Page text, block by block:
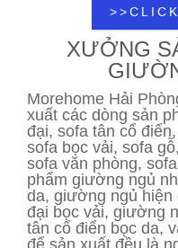
XƯỞNG
Morehome Hải
xuất các dòng sản
đại, sofa tân cổ
sofa bọc vải, sofa
sofa văn phòng,
phẩm giường ngủ
da, giường ngủ hiện
đại bọc vải, giường
tân cổ điển bọc da,
để sản xuất đều là